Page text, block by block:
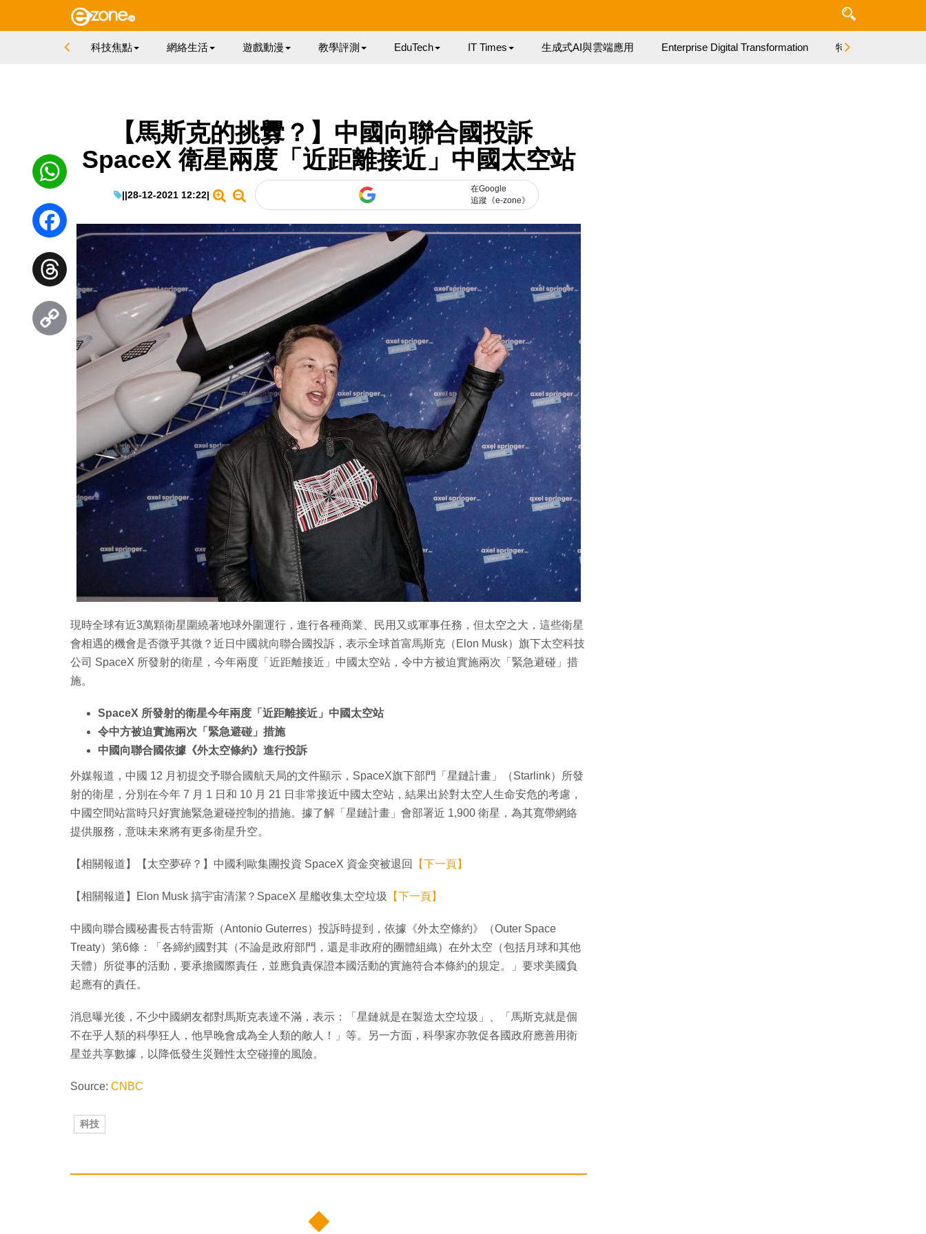
科技焦點 網絡生活 遊戲動漫 教學評測 EduTech IT Times 生成式AI與雲端應用 Enterprise Digital Transformation 特集
【馬斯克的挑釁？】中國向聯合國投訴
SpaceX 衛星兩度「近距離接近」中國太空站
||28-12-2021 12:22|
在Google
追蹤《e-zone》
現時全球有近3萬顆衛星圍繞著地球外圍運行，進行各種商業、民用又或軍事任務，但太空之大，這些衛星
會相遇的機會是否微乎其微？近日中國就向聯合國投訴，表示全球首富馬斯克（Elon Musk）旗下太空科技
公司 SpaceX 所發射的衛星，今年兩度「近距離接近」中國太空站，令中方被迫實施兩次「緊急避碰」措
施。
SpaceX 所發射的衛星今年兩度「近距離接近」中國太空站
令中方被迫實施兩次「緊急避碰」措施
中國向聯合國依據《外太空條約》進行投訴
外媒報道，中國 12 月初提交予聯合國航天局的文件顯示，SpaceX旗下部門「星鏈計畫」（Starlink）所發
射的衛星，分別在今年 7 月 1 日和 10 月 21 日非常接近中國太空站，結果出於對太空人生命安危的考慮，
中國空間站當時只好實施緊急避碰控制的措施。據了解「星鏈計畫」會部署近 1,900 衛星，為其寬帶網絡
提供服務，意味未來將有更多衛星升空。
【相關報道】【太空夢碎？】中國利歐集團投資 SpaceX 資金突被退回 【下一頁】
【相關報道】Elon Musk 搞宇宙清潔？SpaceX 星艦收集太空垃圾 【下一頁】
中國向聯合國秘書長古特雷斯（Antonio Guterres）投訴時提到，依據《外太空條約》（Outer Space
Treaty）第6條：「各締約國對其（不論是政府部門，還是非政府的團體組織）在外太空（包括月球和其他
天體）所從事的活動，要承擔國際責任，並應負責保證本國活動的實施符合本條約的規定。」要求美國負
起應有的責任。
消息曝光後，不少中國網友都對馬斯克表達不滿，表示：「星鏈就是在製造太空垃圾」、「馬斯克就是個
不在乎人類的科學狂人，他早晚會成為全人類的敵人！」等。另一方面，科學家亦敦促各國政府應善用衛
星並共享數據，以降低發生災難性太空碰撞的風險。
Source: CNBC
科技
WhatsApp
Facebook
Threads